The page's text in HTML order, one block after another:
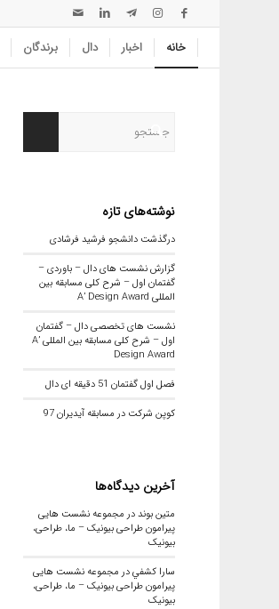
خانه اخبار دال برندگان
نوشته‌های تازه
درگذشت دانشجو فرشید فرشادی
گزارش نشست های دال – باوردی –
گفتمان اول – شرح کلی مسابقه بین
المللی A’ Design Award
نشست های تخصصی دال – گفتمان
اول – شرح کلی مسابقه بین المللی A’
Design Award
فصل اول گفتمان 51 دقیقه ای دال
کوپن شرکت در مسابقه آیدیران 97
آخرین دیدگاه‌ها
متین بونددر مجموعه نشست هایی
پیرامون طراحی بیونیک – ما، طراحی،
بیونیک
سارا كشفيدر مجموعه نشست هایی
پیرامون طراحی بیونیک – ما، طراحی،
بیونیک